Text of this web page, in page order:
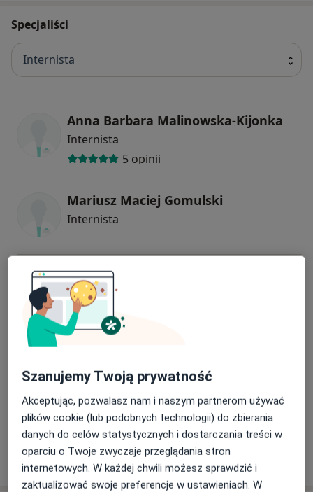
Specjaliści
Internista
Anna Barbara Malinowska-Kijonka
Internista
5 opinii
Mariusz Maciej Gomulski
Internista
Internista, Nefrolog
Michał Krzysztof Czarnocki
Internista
Szanujemy Twoją prywatność
Akceptując, pozwalasz nam i naszym partnerom używać
plików cookie (lub podobnych technologii) do zbierania
danych do celów statystycznych i dostarczania treści w
oparciu o Twoje zwyczaje przeglądania stron
internetowych. W każdej chwili możesz sprawdzić i
zaktualizować swoje preferencje w ustawieniach. W